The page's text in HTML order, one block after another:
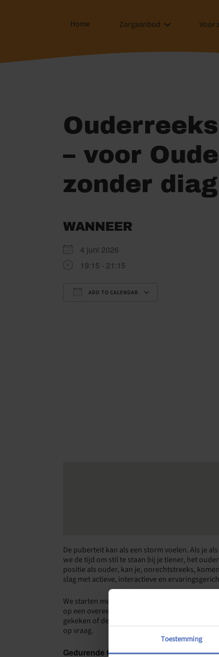
Toestemming
Home Zorgaanbod Voor
– voor
zonder
WANNEER
4 juni 2026
19:15 - 21:15
ADD TO CALENDAR
De puberteit kan als een storm voelen. Als je
we de tijd om stil te staan bij je tiener, het
positie als ouder, kan je, onrechtstreeks,
slag met actieve, interactieve en
We starten met een
op een overeen te komen moment. Hier
gekeken of de ouderreeks goed aansluit bij
op vraag.
Gedurende 6 sessies gaan we aan de